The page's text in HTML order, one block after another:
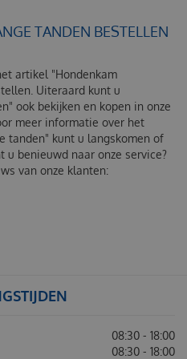
TANDEN BESTELLEN
artikel "Hondenkam
Uiteraard kunt u
ook bekijken en kopen in onze
meer informatie over het
tanden" kunt u langskomen of
u benieuwd naar onze service?
van onze klanten:
08:30 - 18:00
08:30 - 18:00